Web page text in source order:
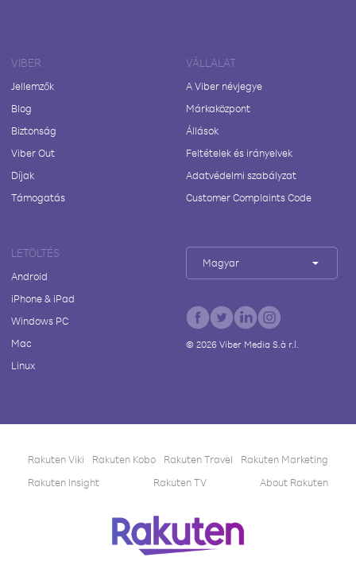
VIBER
Jellemzők
Blog
Biztonság
Viber Out
Díjak
Támogatás
VÁLLALAT
A Viber névjegye
Márkaközpont
Állások
Feltételek és irányelvek
Adatvédelmi szabályzat
Customer Complaints Code
LETÖLTÉS
Android
iPhone & iPad
Windows PC
Mac
Linux
Magyar
© 2026Viber Media S.à r.l.
Rakuten Viki Rakuten Kobo Rakuten Travel
Rakuten Marketing
Rakuten Insight
Rakuten TV About Rakuten